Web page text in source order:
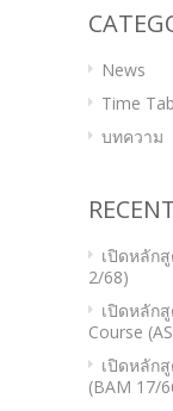
News
Time
บทความ
เปิดหลัก
2/68)
เปิดหลัก
Course
เปิดหลัก
(BAM 17/